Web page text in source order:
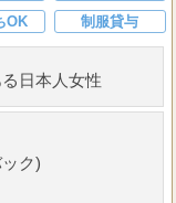
OK 制服貸与
日本人女性
ク)